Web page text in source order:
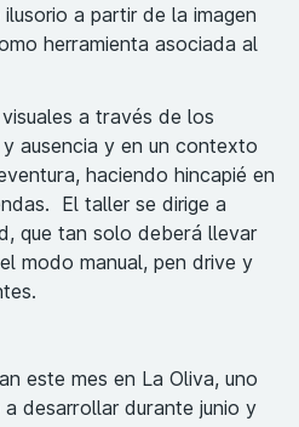
a partir de la imagen
herramienta asociada al
a través de los
ausencia y en un contexto
haciendo hincapié en
El taller se dirige a
que tan solo deberá llevar
modo manual, pen drive y
este mes en La Oliva, uno
desarrollar durante junio y